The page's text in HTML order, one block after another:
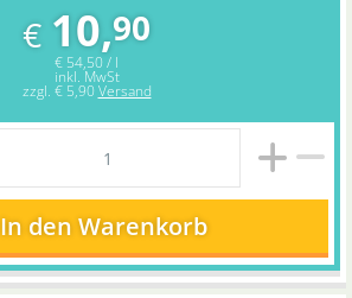
€ 10,90
€ 54,50 / l
inkl. MwSt
zzgl. € 5,90 Versand
In den Warenkorb